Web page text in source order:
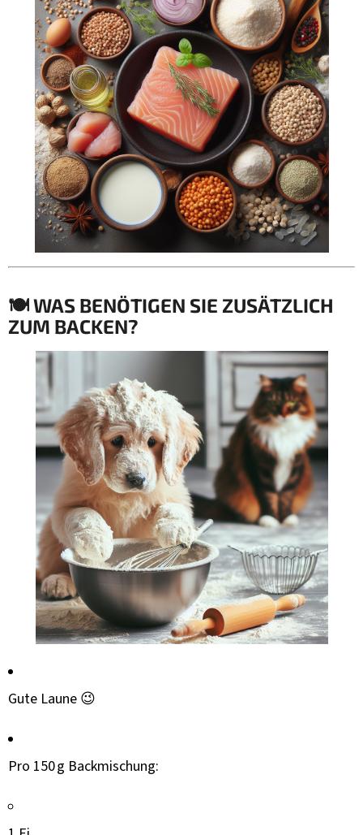
🍽WAS BENÖTIGEN SIE ZUSÄTZLICH
ZUM BACKEN?
Gute Laune 😉
Pro 150 g Backmischung: